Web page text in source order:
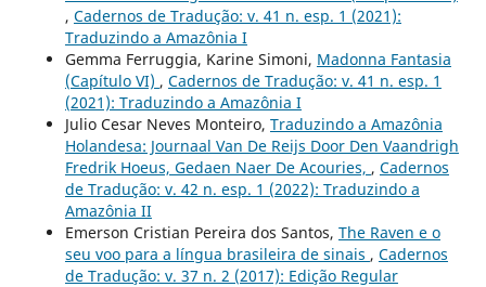
, Cadernos de Tradução: v. 41 n. esp. 1 (2021):
Traduzindo a Amazônia I
Gemma Ferruggia, Karine Simoni, Madonna Fantasia
(Capítulo VI) , Cadernos de Tradução: v. 41 n. esp. 1
(2021): Traduzindo a Amazônia I
Julio Cesar Neves Monteiro, Traduzindo a Amazônia
Holandesa: Journaal Van De Reijs Door Den Vaandrigh
Fredrik Hoeus, Gedaen Naer De Acouries, , Cadernos
de Tradução: v. 42 n. esp. 1 (2022): Traduzindo a
Amazônia II
Emerson Cristian Pereira dos Santos, The Raven e o
seu voo para a língua brasileira de sinais , Cadernos
de Tradução: v. 37 n. 2 (2017): Edição Regular